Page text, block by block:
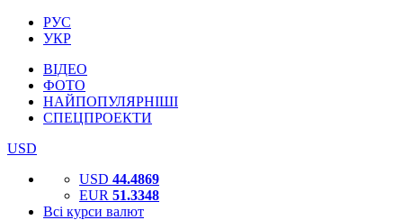
РУС
УКР
ВІДЕО
ФОТО
НАЙПОПУЛЯРНІШІ
СПЕЦПРОЕКТИ
USD
USD 44.4869
EUR 51.3348
Всі курси валют